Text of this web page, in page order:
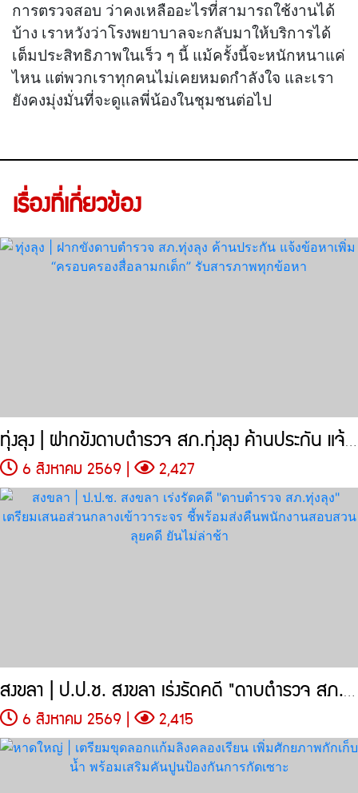
การตรวจสอบ ว่าคงเหลืออะไรที่สามารถใช้งานได้
บ้าง เราหวังว่าโรงพยาบาลจะกลับมาให้บริการได้
เต็มประสิทธิภาพในเร็ว ๆ นี้ แม้ครั้งนี้จะหนักหนาแค่
ไหน แต่พวกเราทุกคนไม่เคยหมดกำลังใจ และเรา
ยังคงมุ่งมั่นที่จะดูแลพี่น้องในชุมชนต่อไป
เรื่องที่เกี่ยวข้อง
ทุ่งลุง | ฝากขังดาบตำรวจ สภ.ทุ่งลุง ค้านประกัน แจ้งข้อหาเพิ่ม
6 สิงหาคม 2569 | 2,427
สงขลา | ป.ป.ช. สงขลา เร่งรัดคดี "ดาบตำรวจ สภ.ทุ่งลุง"
6 สิงหาคม 2569 | 2,415